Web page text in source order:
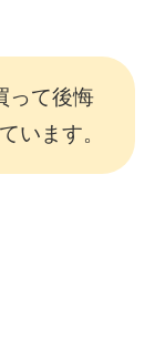
って後悔
います。